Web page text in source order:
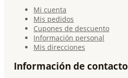
Mi cuenta
Mis pedidos
Cupones de descuento
Información personal
Mis direcciones
Información de contacto